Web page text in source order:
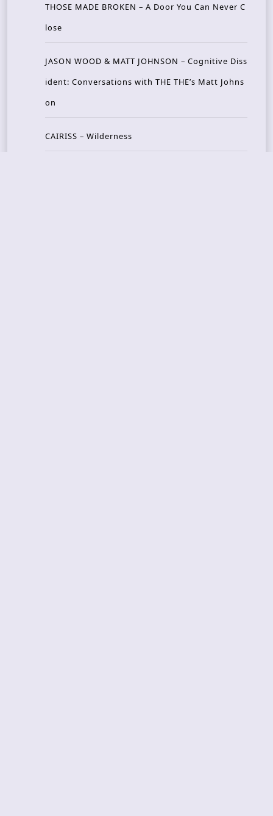
THOSE MADE BROKEN – A Door You Can Never C
lose
JASON WOOD & MATT JOHNSON – Cognitive Diss
ident: Conversations with THE THE’s Matt Johns
on
CAIRISS – Wilderness